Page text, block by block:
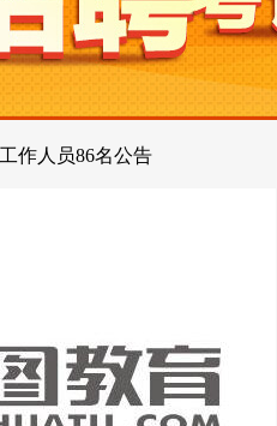
作人员86名公告